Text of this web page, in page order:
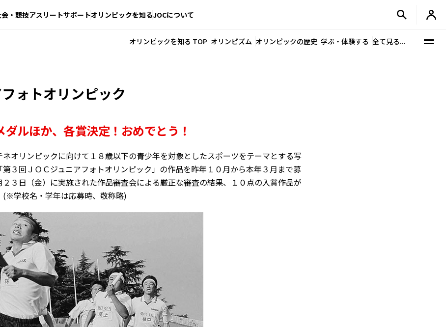
・競技アスリートサポートオリンピックを知るJOCについて
オリンピックを知る TOP オリンピズム オリンピックの歴史 学ぶ・体験する 全て見る...
ォトオリンピック
ダルほか、各賞決定！おめでとう！
ネオリンピックに向けて１８歳以下の青少年を対象としたスポーツをテーマとする写
第３回ＪＯＣジュニアフォトオリンピック」の作品を昨年１０月から本年３月まで募
２３日（金）に実施された作品審査会による厳正な審査の結果、１０点の入賞作品が
(※学校名・学年は応募時、敬称略)